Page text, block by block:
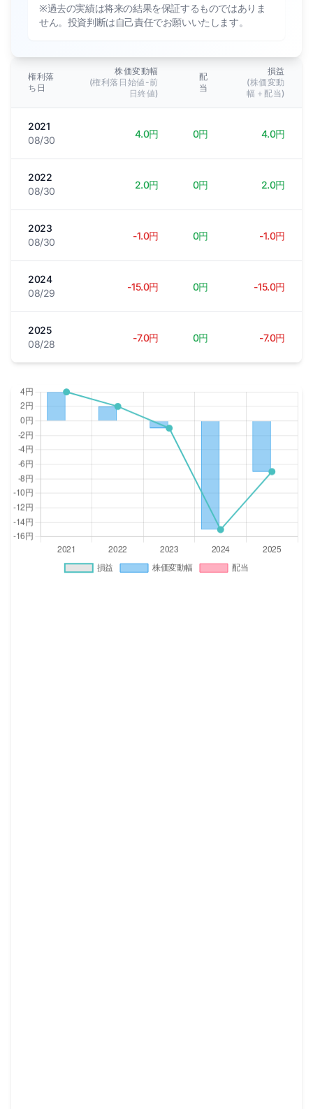
※過去の実績は将来の結果を保証するものではありま
せん。投資判断は自己責任でお願いいたします。
権利落
ち日
株価変動幅
(権利落日始値-前
日終値)
配
当
損益
(株価変動
幅＋配当)
2021
08/30
4.0円 0円 4.0円
2022
08/30
2.0円 0円 2.0円
2023
08/30
-1.0円 0円 -1.0円
2024
08/29
-15.0円 0円 -15.0円
2025
08/28
-7.0円 0円 -7.0円